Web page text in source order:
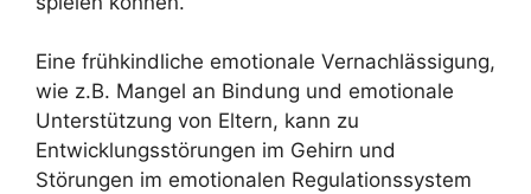
Eine frühkindliche emotionale Vernachlässigung,
wie z.B. Mangel an Bindung und emotionale
Unterstützung von Eltern, kann zu
Entwicklungsstörungen im Gehirn und
Störungen im emotionalen Regulationssystem